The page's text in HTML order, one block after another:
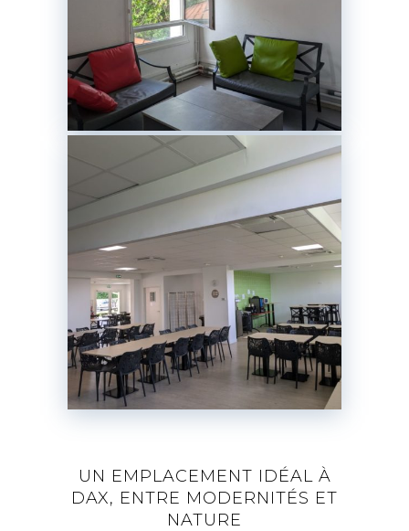
UN EMPLACEMENT IDÉAL À
DAX, ENTRE MODERNITÉS ET
NATURE